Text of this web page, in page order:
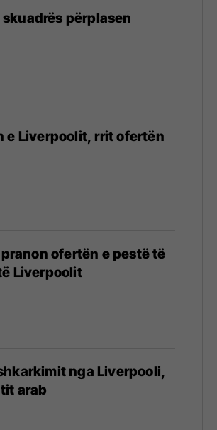
përplasen
e Liverpoolit, rrit ofertën
ofertën e pestë të
Liverpoolit
nga Liverpooli,
arab